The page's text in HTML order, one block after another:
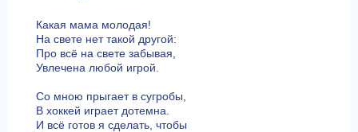
Какая мама молодая!
На свете нет такой другой:
Про всё на свете забывая,
Увлечена любой игрой.
Со мною прыгает в сугробы,
В хоккей играет дотемна.
И всё готов я сделать, чтобы